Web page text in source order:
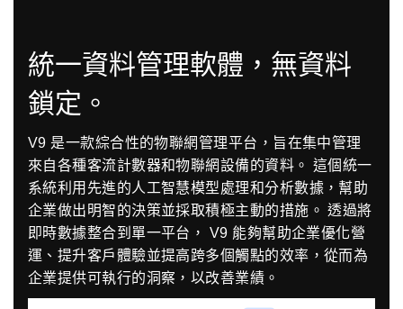
統一資料管理軟體，無資料
鎖定。
V9 是一款綜合性的物聯網管理平台，旨在集中管理
來自各種客流計數器和物聯網設備的資料。 這個統一
系統利用先進的人工智慧模型處理和分析數據，幫助
企業做出明智的決策並採取積極主動的措施。 透過將
即時數據整合到單一平台， V9 能夠幫助企業優化營
運、提升客戶體驗並提高跨多個觸點的效率，從而為
企業提供可執行的洞察，以改善業績。